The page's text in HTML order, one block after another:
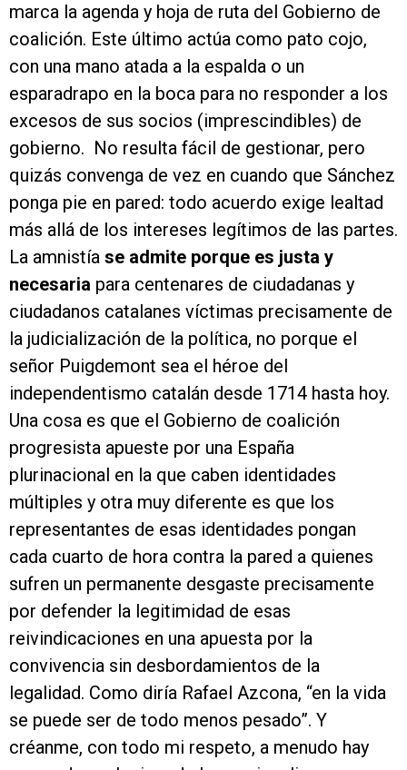
marca la agenda y hoja de ruta del Gobierno de
coalición. Este último actúa como pato cojo,
con una mano atada a la espalda o un
esparadrapo en la boca para no responder a los
excesos de sus socios (imprescindibles) de
gobierno. No resulta fácil de gestionar, pero
quizás convenga de vez en cuando que Sánchez
ponga pie en pared: todo acuerdo exige lealtad
más allá de los intereses legítimos de las partes.
La amnistía se admite porque es justa y
necesaria para centenares de ciudadanas y
ciudadanos catalanes víctimas precisamente de
la judicialización de la política, no porque el
señor Puigdemont sea el héroe del
independentismo catalán desde 1714 hasta hoy.
Una cosa es que el Gobierno de coalición
progresista apueste por una España
plurinacional en la que caben identidades
múltiples y otra muy diferente es que los
representantes de esas identidades pongan
cada cuarto de hora contra la pared a quienes
sufren un permanente desgaste precisamente
por defender la legitimidad de esas
reivindicaciones en una apuesta por la
convivencia sin desbordamientos de la
legalidad. Como diría Rafael Azcona, “en la vida
se puede ser de todo menos pesado”. Y
créanme, con todo mi respeto, a menudo hay